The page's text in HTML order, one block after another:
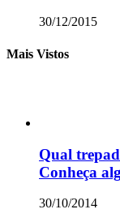
30/12/2015
Mais Vistos
Qual
Conheça
30/10/2014